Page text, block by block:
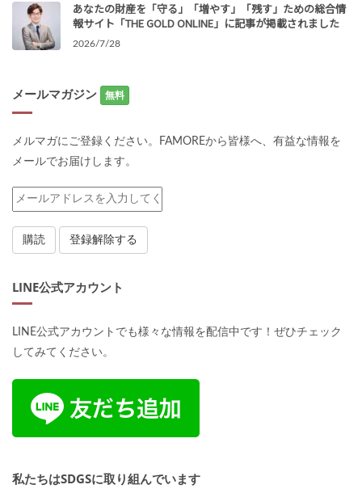
あなたの財産を「守る」「増やす」「残す」ための総合情
報サイト「THE GOLD ONLINE」に記事が掲載されました
2026/7/28
メールマガジン 無料
メルマガにご登録ください。FAMOREから皆様へ、有益な情報を
メールでお届けします。
LINE公式アカウント
LINE公式アカウントでも様々な情報を配信中です！ぜひチェック
してみてください。
私たちはSDGSに取り組んでいます